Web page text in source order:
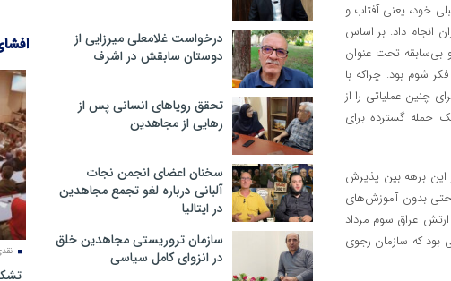
خود، یعنی آفتاب و
انجام داد. بر اساس
بی‌سابقه تحت عنوان
شوم بود. چراکه با
چنین عملیاتی را از
حمله گسترده برای
این برهه بین پذیرش
حتی بدون آموزش‌های
ارتش عراق سوم مرداد
که سازمان رجوی
درخواست غلامعلی میرزایی از
دوستان سابقش در اشرف
تحقق رویاهای انسانی پس از
رهایی از مجاهدین
سخنان اعضای انجمن نجات
آلبانی درباره لغو تجمع مجاهدین
در ایتالیا
سازمان تروریستی مجاهدین خلق
در انزوای کامل سیاسی